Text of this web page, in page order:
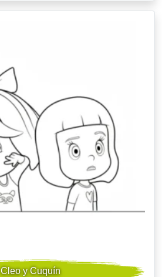
Cleo y Cuquín